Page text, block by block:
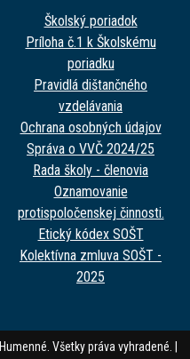
Školský poriadok
Príloha č.1 k Školskému
poriadku
Pravidlá dištančného
vzdelávania
Ochrana osobných údajov
Správa o VVČ 2024/25
Rada školy - členovia
Oznamovanie
protispoločenskej činnosti.
Etický kódex SOŠT
Kolektívna zmluva SOŠT -
2025
Všetky práva vyhradené. |